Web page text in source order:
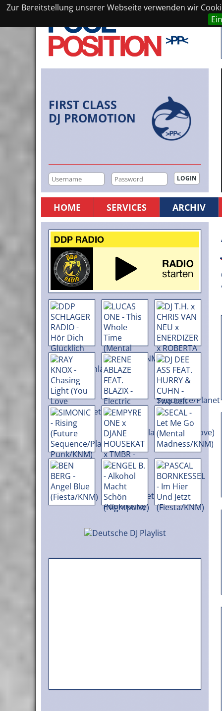
Zur Bereitstellung unserer Webseite verwenden wir
FIRST CLASS
DJ PROMOTION
HOME SERVICES ARCHIV